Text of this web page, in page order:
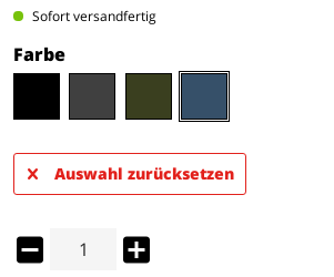
Sofort versandfertig
Farbe
Auswahl zurücksetzen